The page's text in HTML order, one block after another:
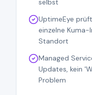
selbst
UptimeEye
einzelne
Standort
Managed
Updates, kein
Problem